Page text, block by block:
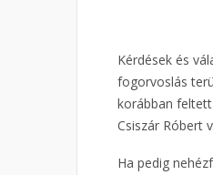
Kérdések és
fogorvoslás
korábban feltett
Csiszár Róbert
Ha pedig